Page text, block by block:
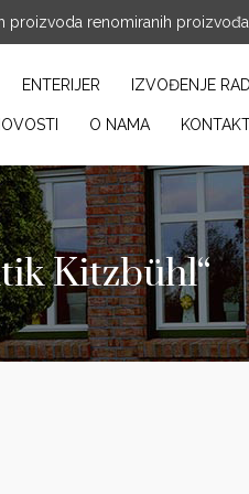
proizvoda renomiranih
ENTERIJER IZVOĐENJE
O NAMA
Kitzbühl“